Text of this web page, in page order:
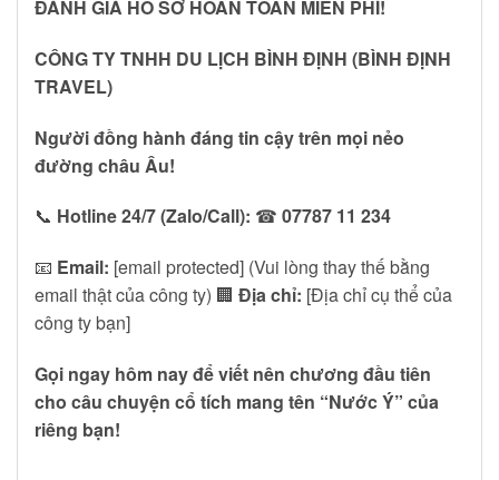
ĐÁNH GIÁ HỒ SƠ HOÀN TOÀN MIỄN PHÍ!
CÔNG TY TNHH DU LỊCH BÌNH ĐỊNH (BÌNH ĐỊNH
TRAVEL)
Người đồng hành đáng tin cậy trên mọi nẻo
đường châu Âu!
📞 Hotline 24/7 (Zalo/Call): ☎ 07787 11 234
📧 Email: [email protected] (Vui lòng thay thế bằng
email thật của công ty) 🏢 Địa chỉ: [Địa chỉ cụ thể của
công ty bạn]
Gọi ngay hôm nay để viết nên chương đầu tiên
cho câu chuyện cổ tích mang tên “Nước Ý” của
riêng bạn!